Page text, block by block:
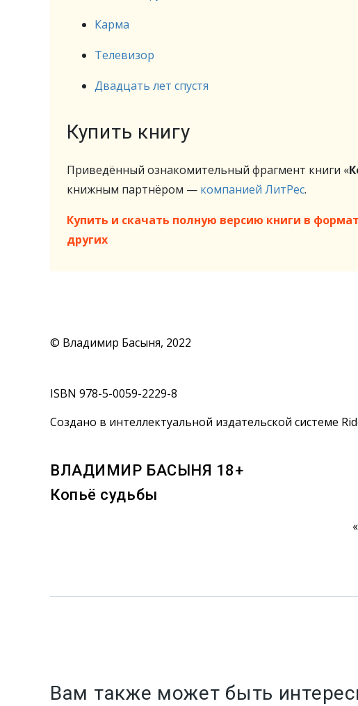
Карма
Телевизор
Двадцать лет спустя
Купить книгу
Приведённый ознакомительный фрагмент книги «
книжным партнёром — компанией ЛитРес.
Купить и скачать полную версию книги в
других
© Владимир Басыня, 2022
ISBN 978-5-0059-2229-8
Создано в интеллектуальной издательской системе
ВЛАДИМИР БАСЫНЯ 18+
Копьё судьбы
Вам также может быть